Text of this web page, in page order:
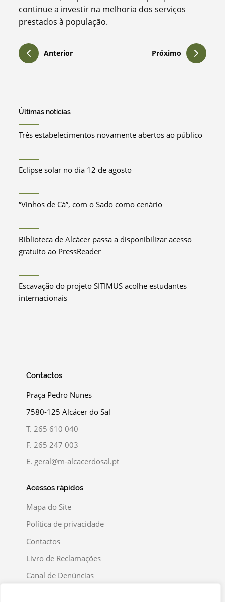
continue a investir na melhoria dos serviços
prestados à população.
Anterior Próximo
Últimas notícias
Três estabelecimentos novamente abertos ao público
Eclipse solar no dia 12 de agosto
“Vinhos de Cá”, com o Sado como cenário
Biblioteca de Alcácer passa a disponibilizar acesso
gratuito ao PressReader
Escavação do projeto SITIMUS acolhe estudantes
internacionais
Contactos
Praça Pedro Nunes
7580-125 Alcácer do Sal
T. 265 610 040
F. 265 247 003
E. geral@m-alcacerdosal.pt
Acessos rápidos
Mapa do Site
Política de privacidade
Contactos
Livro de Reclamações
Canal de Denúncias